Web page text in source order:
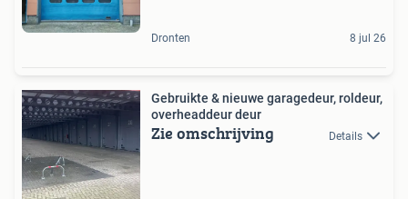
Dronten 8 jul 26
Gebruikte & nieuwe garagedeur, roldeur,
overheaddeur deur
Zie omschrijving Details